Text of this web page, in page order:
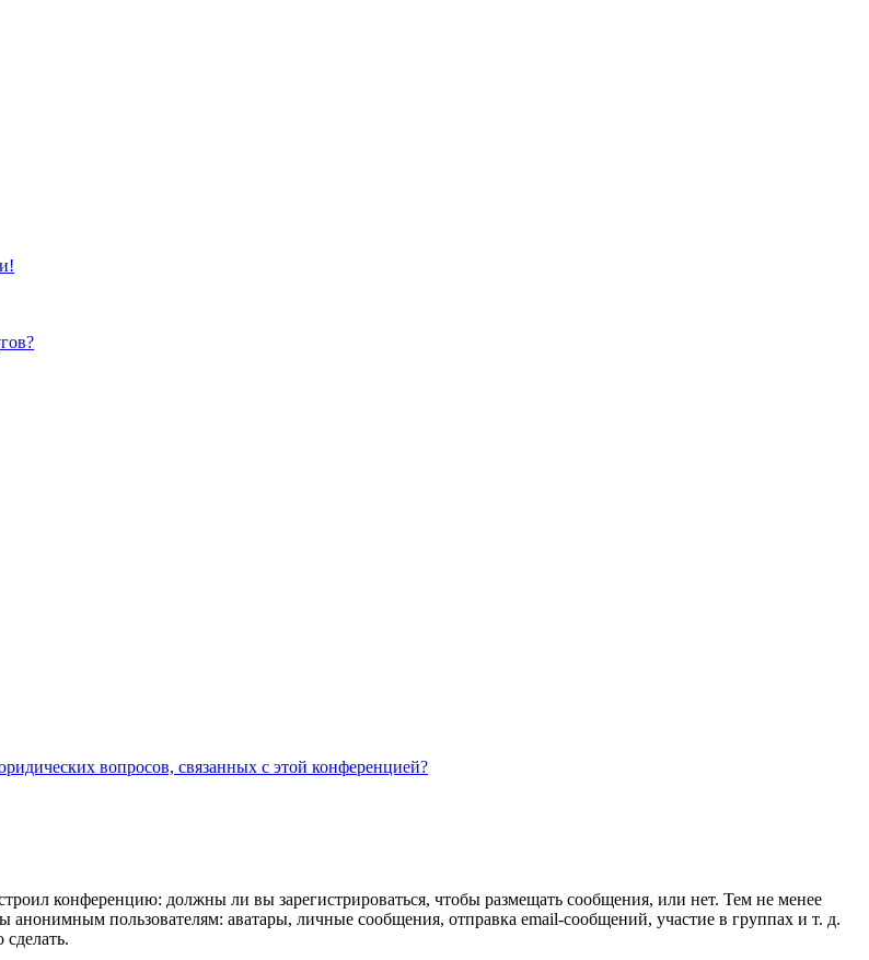
вопросов, связанных с этой конференцией?
конференцию: должны ли вы зарегистрироваться, чтобы размещать сообщения, или нет. Тем не менее
анонимным пользователям: аватары, личные сообщения, отправка email-сообщений, участие в группах и т. д.